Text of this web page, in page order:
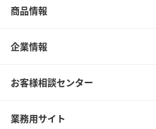
商品情報
企業情報
お客様相談センター
業務用サイト